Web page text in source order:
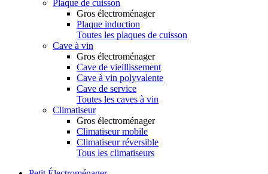
Plaque de cuisson
Gros électroménager
Plaque induction
Toutes les plaques de cuisson
Cave à vin
Gros électroménager
Cave de vieillissement
Cave à vin polyvalente
Cave de service
Toutes les caves à vin
Climatiseur
Gros électroménager
Climatiseur mobile
Climatiseur réversible
Tous les climatiseurs